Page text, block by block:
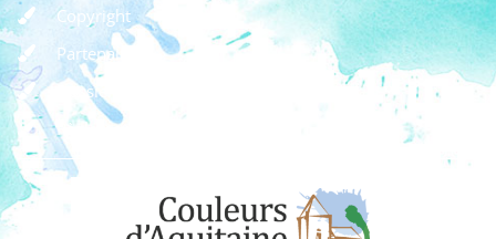
Copyright
Partenaires
Dossier de presse
Règlement des concours